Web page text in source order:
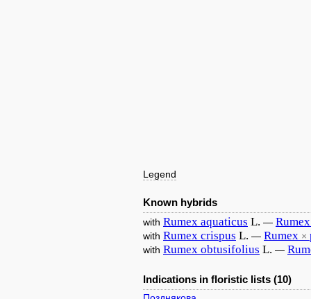
Legend
Known hybrids
with Rumex aquaticus L. — Rumex
with Rumex crispus L. — Rumex ×
with Rumex obtusifolius L. —
Indications in floristic lists (10)